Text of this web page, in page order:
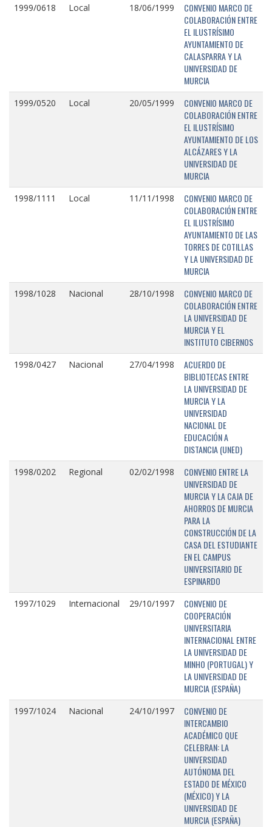
1999/0618 Local 18/06/1999
CONVENIO MARCO DE
COLABORACIÓN ENTRE
EL ILUSTRÍSIMO
AYUNTAMIENTO DE
CALASPARRA Y LA
UNIVERSIDAD DE
MURCIA
1999/0520 Local 20/05/1999
CONVENIO MARCO DE
COLABORACIÓN ENTRE
EL ILUSTRÍSIMO
AYUNTAMIENTO DE LOS
ALCÁZARES Y LA
UNIVERSIDAD DE
MURCIA
1998/1111 Local 11/11/1998
CONVENIO MARCO DE
COLABORACIÓN ENTRE
EL ILUSTRÍSIMO
AYUNTAMIENTO DE LAS
TORRES DE COTILLAS
Y LA UNIVERSIDAD DE
MURCIA
1998/1028 Nacional 28/10/1998
CONVENIO MARCO DE
COLABORACIÓN ENTRE
LA UNIVERSIDAD DE
MURCIA Y EL
INSTITUTO CIBERNOS
1998/0427 Nacional 27/04/1998
ACUERDO DE
BIBLIOTECAS ENTRE
LA UNIVERSIDAD DE
MURCIA Y LA
UNIVERSIDAD
NACIONAL DE
EDUCACIÓN A
DISTANCIA (UNED)
1998/0202 Regional 02/02/1998
CONVENIO ENTRE LA
UNIVERSIDAD DE
MURCIA Y LA CAJA DE
AHORROS DE MURCIA
PARA LA
CONSTRUCCIÓN DE LA
CASA DEL ESTUDIANTE
EN EL CAMPUS
UNIVERSITARIO DE
ESPINARDO
1997/1029 Internacional 29/10/1997
CONVENIO DE
COOPERACIÓN
UNIVERSITARIA
INTERNACIONAL ENTRE
LA UNIVERSIDAD DE
MINHO (PORTUGAL) Y
LA UNIVERSIDAD DE
MURCIA (ESPAÑA)
1997/1024 Nacional 24/10/1997
CONVENIO DE
INTERCAMBIO
ACADÉMICO QUE
CELEBRAN: LA
UNIVERSIDAD
AUTÓNOMA DEL
ESTADO DE MÉXICO
(MÉXICO) Y LA
UNIVERSIDAD DE
MURCIA (ESPAÑA)